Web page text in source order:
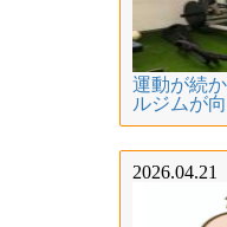
運動が続
ルジムが
2026.04.21